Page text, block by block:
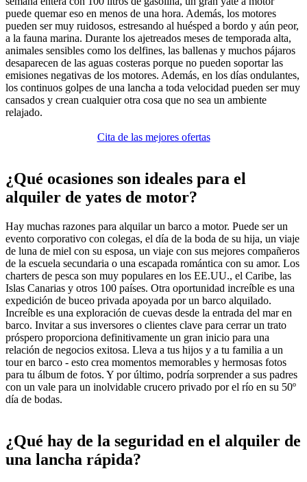
puede quemar eso en menos de una hora. Además, los motores
pueden ser muy ruidosos, estresando al huésped a bordo y aún peor,
a la fauna marina. Durante los ajetreados meses de temporada alta,
animales sensibles como los delfines, las ballenas y muchos pájaros
desaparecen de las aguas costeras porque no pueden soportar las
emisiones negativas de los motores. Además, en los días ondulantes,
los continuos golpes de una lancha a toda velocidad pueden ser muy
cansados y crean cualquier otra cosa que no sea un ambiente
relajado.
Cita de las mejores ofertas
¿Qué ocasiones son ideales para el
alquiler de yates de motor?
Hay muchas razones para alquilar un barco a motor. Puede ser un
evento corporativo con colegas, el día de la boda de su hija, un viaje
de luna de miel con su esposa, un viaje con sus mejores compañeros
de la escuela secundaria o una escapada romántica con su amor. Los
charters de pesca son muy populares en los EE.UU., el Caribe, las
Islas Canarias y otros 100 países. Otra oportunidad increíble es una
expedición de buceo privada apoyada por un barco alquilado.
Increíble es una exploración de cuevas desde la entrada del mar en
barco. Invitar a sus inversores o clientes clave para cerrar un trato
próspero proporciona definitivamente un gran inicio para una
relación de negocios exitosa. Lleva a tus hijos y a tu familia a un
tour en barco - esto crea momentos memorables y hermosas fotos
para tu álbum de fotos. Y por último, podría sorprender a sus padres
con un vale para un inolvidable crucero privado por el río en su 50º
día de bodas.
¿Qué hay de la seguridad en el alquiler de
una lancha rápida?